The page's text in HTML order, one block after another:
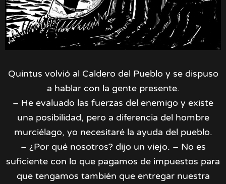
Quintus volvió al Caldero del Pueblo y se dispuso
a hablar con la gente presente.
– He evaluado las fuerzas del enemigo y existe
una posibilidad, pero a diferencia del hombre
murciélago, yo necesitaré la ayuda del pueblo.
– ¿Por qué nosotros? dijo un viejo. – No es
suficiente con lo que pagamos de impuestos para
que tengamos también que entregar nuestra